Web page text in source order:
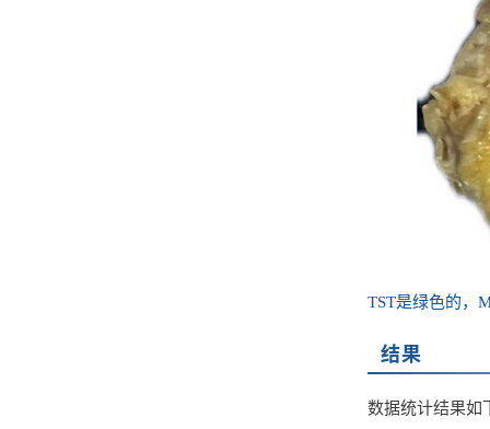
TST是绿色的，
结果
数据统计结果如